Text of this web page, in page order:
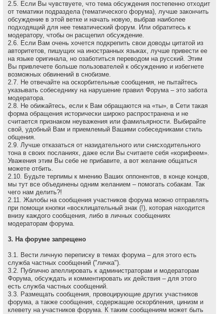
2.5. Если Вы чувствуете, что тема обсуждения постепенно отходит
от тематики подраздела (тематического форума), лучше закончить
обсуждение в этой ветке и начать новую, выбрав наиболее
подходящий для нее тематический форум. Или обратитесь к
модератору, чтобы он расщепил обсуждение.
2.6. Если Вам очень хочется подкрепить свои доводы цитатой из
авторитетов, пишущих на иностранных языках, лучше привести ее
на языке оригинала, но озаботиться переводом на русский. Этим
Вы привлечете больше пользователей к обсуждению и избегнете
возможных обвинений в снобизме.
2.7. Не отвечайте на оскоpбительные сообщения, не пытайтесь
указывать собеседнику на наpушение пpавил Форума – это забота
модеpатоpа.
2.8. Не обижайтесь, если к Вам обращаются на «ты», в Сети такая
форма обращения исторически широко распространена и не
считается признаком неуважения или фамильярности. Выбирайте
свой, удобный Вам и приемлемый Вашими собеседниками стиль
общения.
2.9. Лучше отказаться от назидательного или снисходительного
тона в своих посланиях, даже если Вы считаете себя «корифеем».
Уважения этим Вы себе не прибавите, а вот желание общаться
можете отбить.
2.10. Будьте терпимы к мнению Ваших оппонентов, в конце концов,
мы тут все объединены одним желанием – помогать собакам. Так
чего нам делить?!
2.11. Жалобы на сообщения участников форума можно отправлять
при помощи кнопки «восклицательный знак (!), которая находится
внизу каждого сообщения, либо в личных сообщениях
модераторам форума.
3. На форуме запрещено
3.1. Вести личную переписку в темах форума – для этого есть
служба частных сообщений ("личка").
3.2. Публично апеллировать к администраторам и модеpатоpам
Форума, обсуждать и комментировать их действия – для этого
есть служба частных сообщений.
3.3. Размещать сообщения, провоцирующие других участников
форума, а также сообщения, содержащие оскоpбления, цинизм и
клевету на участников форума. К таким сообщениям может быть